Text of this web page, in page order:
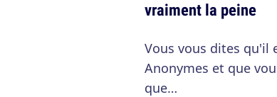
vraiment la peine
Vous vous dites qu'il
Anonymes et que
que…